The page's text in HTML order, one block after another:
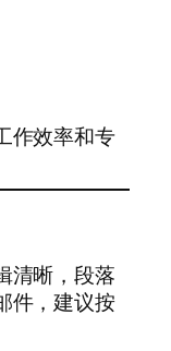
作效率和专
清晰，段落
件，建议按